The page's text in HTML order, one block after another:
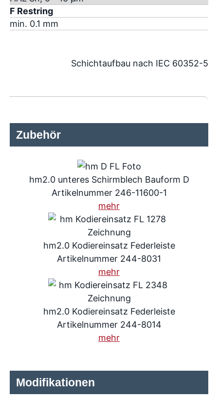
F Restring
min. 0.1 mm
Schichtaufbau nach IEC 60352-5
Zubehör
hm2.0 unteres Schirmblech Bauform D
Artikelnummer 246-11600-1
mehr
hm2.0 Kodiereinsatz Federleiste
Artikelnummer 244-8031
mehr
hm2.0 Kodiereinsatz Federleiste
Artikelnummer 244-8014
mehr
Modifikationen